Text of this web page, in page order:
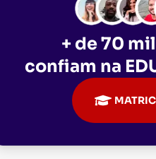
+ de 70
confiam na